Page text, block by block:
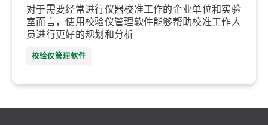
对于需要经常进行仪器校准工作的企业单位和实验
室而言，使用校验仪管理软件能够帮助校准工作人
员进行更好的规划和分析
校验仪管理软件